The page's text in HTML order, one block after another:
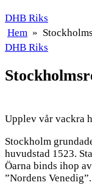
DHB Riks
Hem »
DHB Riks
Upplev vår vackra
Stockholm
huvudstad 1523.
Öarna binds ihop
”Nordens Venedig”.